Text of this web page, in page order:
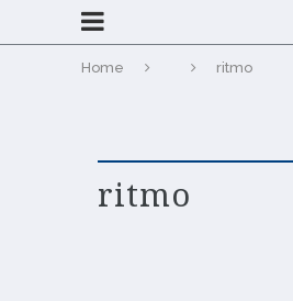
Home ritmo
ritmo